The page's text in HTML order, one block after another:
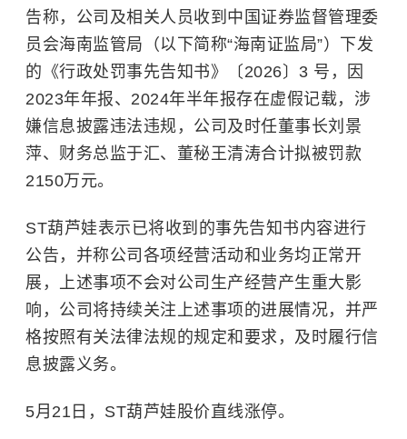
告称，公司及相关人员收到中国证券监督管理委
员会海南监管局（以下简称“海南证监局”）下发
的《行政处罚事先告知书》〔2026〕3 号，因
2023年年报、2024年半年报存在虚假记载，涉
嫌信息披露违法违规，公司及时任董事长刘景
萍、财务总监于汇、董秘王清涛合计拟被罚款
2150万元。
ST葫芦娃表示已将收到的事先告知书内容进行
公告，并称公司各项经营活动和业务均正常开
展，上述事项不会对公司生产经营产生重大影
响，公司将持续关注上述事项的进展情况，并严
格按照有关法律法规的规定和要求，及时履行信
息披露义务。
5月21日，ST葫芦娃股价直线涨停。